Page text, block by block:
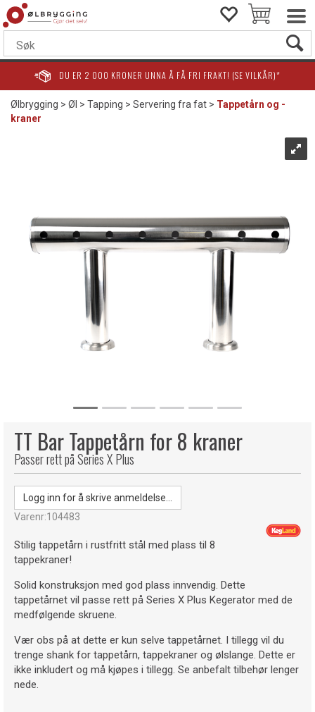
DU ER 2 000 KRONER UNNA Å FÅ FRI FRAKT! (SE VILKÅR)*
Ølbrygging>Øl >Tapping>Servering fra fat>Tappetårn og -
kraner
TT Bar Tappetårn for 8 kraner
Passer rett på Series X Plus
Logg inn for å skrive anmeldelse...
Varenr:104483
Stilig tappetårn i rustfritt stål med plass til 8
tappekraner!
Solid konstruksjon med god plass innvendig. Dette
tappetårnet vil passe rett på Series X Plus Kegerator med de
medfølgende skruene.
Vær obs på at dette er kun selve tappetårnet. I tillegg vil du
trenge shank for tappetårn, tappekraner og ølslange. Dette er
ikke inkludert og må kjøpes i tillegg. Se anbefalt tilbehør lenger
nede.